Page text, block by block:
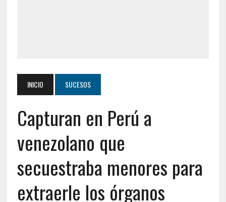
INICIO SUCESOS
Capturan en Perú a
venezolano que
secuestraba menores para
extraerle los órganos